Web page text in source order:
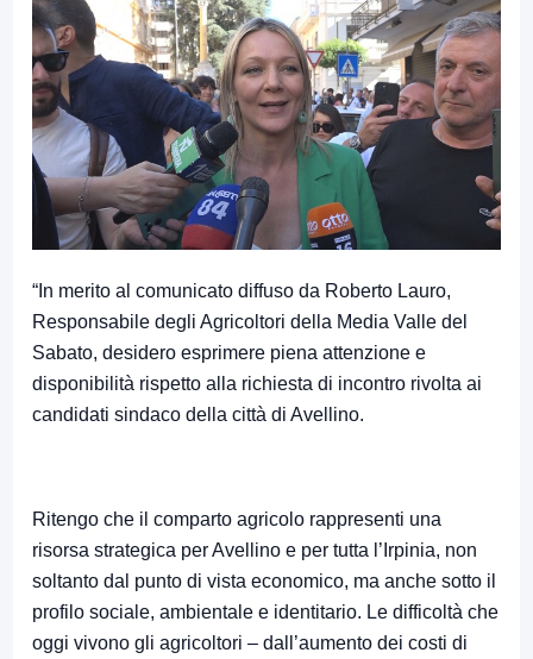
“In merito al comunicato diffuso da Roberto Lauro,
Responsabile degli Agricoltori della Media Valle del
Sabato, desidero esprimere piena attenzione e
disponibilità rispetto alla richiesta di incontro rivolta ai
candidati sindaco della città di Avellino.
Ritengo che il comparto agricolo rappresenti una
risorsa strategica per Avellino e per tutta l’Irpinia, non
soltanto dal punto di vista economico, ma anche sotto il
profilo sociale, ambientale e identitario. Le difficoltà che
oggi vivono gli agricoltori – dall’aumento dei costi di